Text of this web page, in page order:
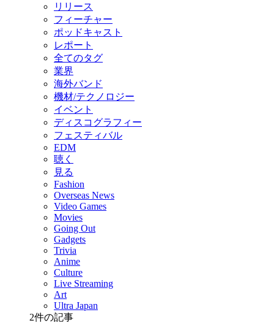
リリース
フィーチャー
ポッドキャスト
レポート
全てのタグ
業界
海外バンド
機材/テクノロジー
イベント
ディスコグラフィー
フェスティバル
EDM
聴く
見る
Fashion
Overseas News
Video Games
Movies
Going Out
Gadgets
Trivia
Anime
Culture
Live Streaming
Art
Ultra Japan
2件の記事